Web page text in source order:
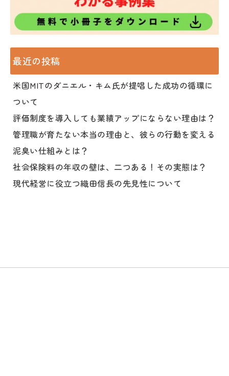
最近の投稿
米国MITのダニエル・キム氏が提唱した成功の循環に
ついて
評価制度を導入しても業績アップにならない理由は？
管理職が育たない本当の理由と、彼らの行動を変える
泥臭い仕組みとは？
社会保険料の年収の壁は、二つある！その実態は？
現代経営に役立つ織田信長の先見性について